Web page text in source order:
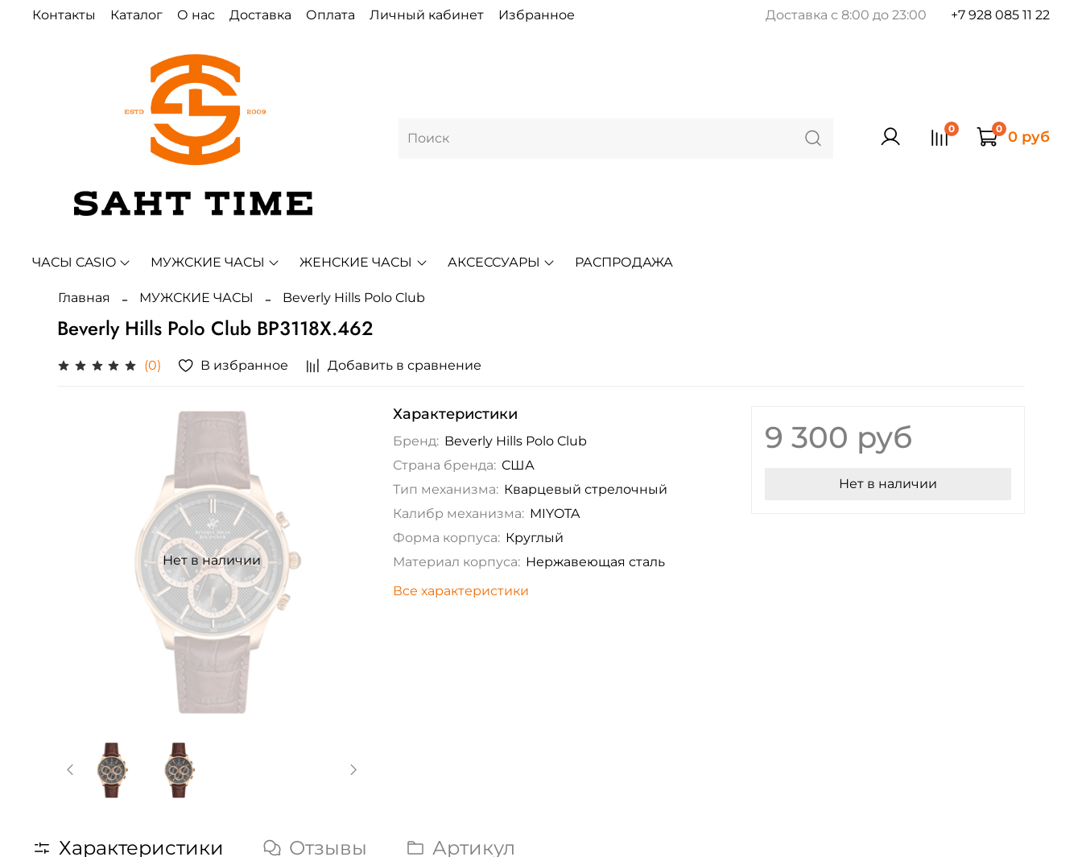
Контакты Каталог О нас Доставка Оплата Личный кабинет Избранное Доставка с 8:00 до 23:00 +7 928 085 11 22
0 0 0 руб
ЧАСЫ CASIO МУЖСКИЕ ЧАСЫ ЖЕНСКИЕ ЧАСЫ АКСЕССУАРЫ РАСПРОДАЖА
Главная МУЖСКИЕ ЧАСЫ Beverly Hills Polo Club
Beverly Hills Polo Club BP3118X.462
(0) В избранное Добавить в сравнение
Нет в наличии
Характеристики
Бренд: Beverly Hills Polo Club
Страна бренда: США
Тип механизма: Кварцевый стрелочный
Калибр механизма: MIYOTA
Форма корпуса: Круглый
Материал корпуса: Нержавеющая сталь
Все характеристики
9 300 руб
Нет в наличии
Характеристики Отзывы Артикул